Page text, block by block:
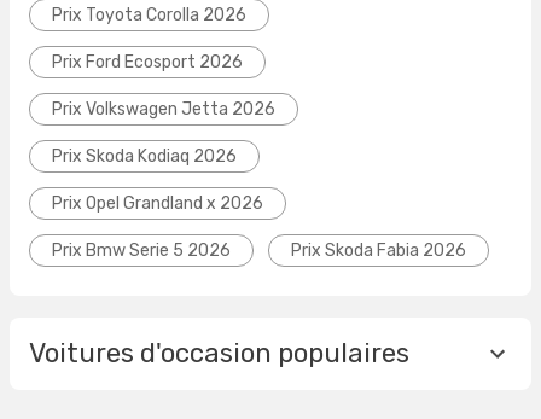
Prix Toyota Corolla 2026
Prix Ford Ecosport 2026
Prix Volkswagen Jetta 2026
Prix Skoda Kodiaq 2026
Prix Opel Grandland x 2026
Prix Bmw Serie 5 2026 Prix Skoda Fabia 2026
Voitures d'occasion populaires